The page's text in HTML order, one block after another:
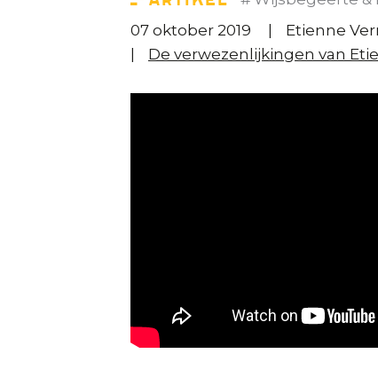
07 oktober 2019
Etienne
De verwezenlijkingen van